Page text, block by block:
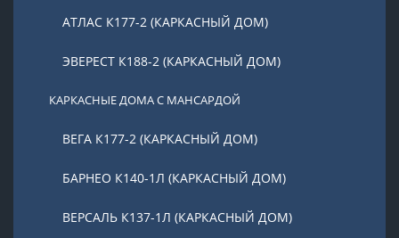
АТЛАС К177-2 (КАРКАСНЫЙ ДОМ)
ЭВЕРЕСТ К188-2 (КАРКАСНЫЙ ДОМ)
КАРКАСНЫЕ ДОМА С МАНСАРДОЙ
ВЕГА К177-2 (КАРКАСНЫЙ ДОМ)
БАРНЕО К140-1Л (КАРКАСНЫЙ ДОМ)
ВЕРСАЛЬ К137-1Л (КАРКАСНЫЙ ДОМ)